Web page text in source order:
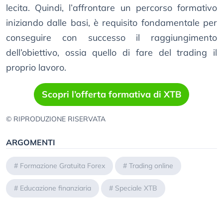
lecita. Quindi, l’affrontare un percorso formativo
iniziando dalle basi, è requisito fondamentale per
conseguire con successo il raggiungimento
dell’obiettivo, ossia quello di fare del trading il
proprio lavoro.
Scopri l’offerta formativa di XTB
© RIPRODUZIONE RISERVATA
ARGOMENTI
# Formazione Gratuita Forex # Trading online
# Educazione finanziaria # Speciale XTB